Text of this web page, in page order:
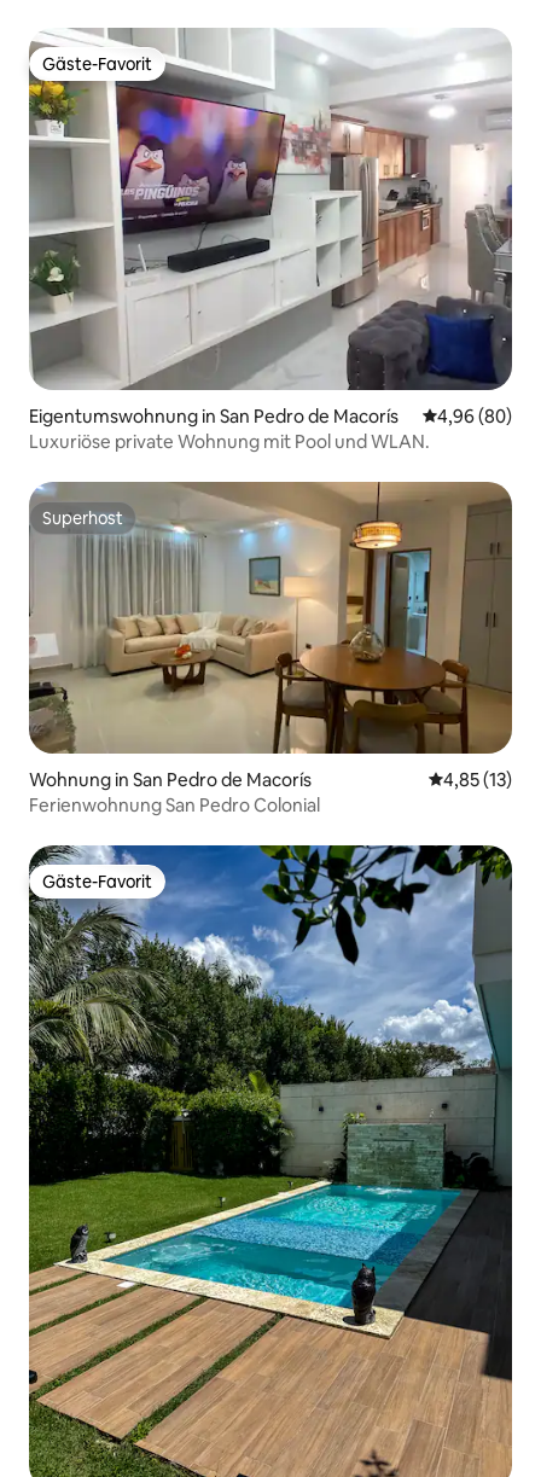
Gäste-Favorit
Gäste-Favorit
Eigentumswohnung in San Pedro de Macorís
4,96 (80)
Luxuriöse private Wohnung mit Pool und WLAN.
Superhost
Superhost
Wohnung in San Pedro de Macorís
4,85 (13)
Ferienwohnung San Pedro Colonial
Gäste-Favorit
Gäste-Favorit